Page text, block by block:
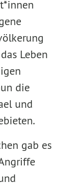
Leben
die
und
gab es